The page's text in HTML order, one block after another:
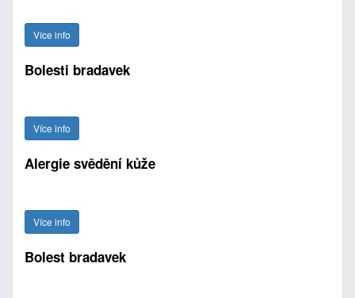
Více info
Bolesti bradavek
Více info
Alergie svědění kůže
Více info
Bolest bradavek